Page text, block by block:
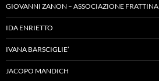
GIOVANNI ZANON – ASSOCIAZIONE FRATTINA
IDA ENRIETTO
IVANA BARSCIGLIE’
JACOPO MANDICH